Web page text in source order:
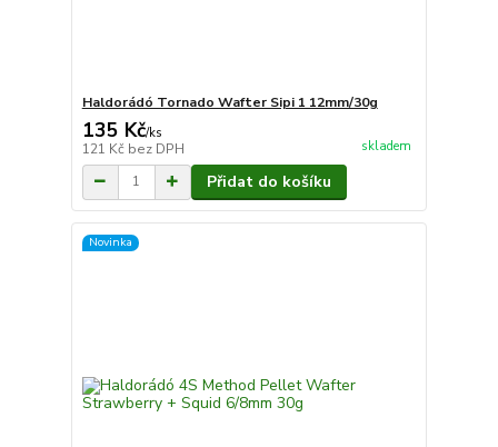
Haldorádó Tornado Wafter Sipi 1 12mm/30g
135 Kč/ks
121 Kč bez DPH skladem
Přidat do košíku
Novinka